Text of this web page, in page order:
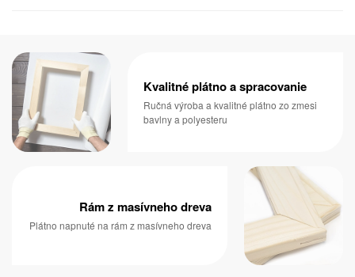
Kvalitné plátno a spracovanie
Ručná výroba a kvalitné plátno zo zmesi
bavlny a polyesteru
Rám z masívneho dreva
Plátno napnuté na rám z masívneho dreva